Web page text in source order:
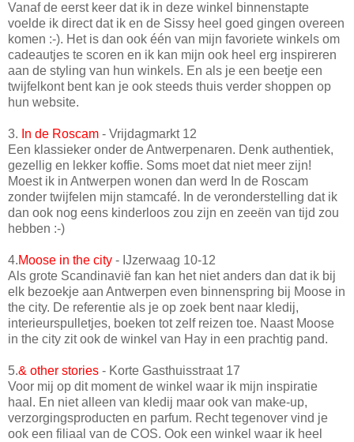
Vanaf de eerst keer dat ik in deze winkel binnenstapte
voelde ik direct dat ik en de Sissy heel goed gingen overeen
komen :-). Het is dan ook één van mijn favoriete winkels om
cadeautjes te scoren en ik kan mijn ook heel erg inspireren
aan de styling van hun winkels. En als je een beetje een
twijfelkont bent kan je ook steeds thuis verder shoppen op
hun website.
3. In de Roscam - Vrijdagmarkt 12
Een klassieker onder de Antwerpenaren. Denk authentiek,
gezellig en lekker koffie. Soms moet dat niet meer zijn!
Moest ik in Antwerpen wonen dan werd In de Roscam
zonder twijfelen mijn stamcafé. In de veronderstelling dat ik
dan ook nog eens kinderloos zou zijn en zeeën van tijd zou
hebben :-)
4.Moose in the city - IJzerwaag 10-12
Als grote Scandinavië fan kan het niet anders dan dat ik bij
elk bezoekje aan Antwerpen even binnenspring bij Moose in
the city. De referentie als je op zoek bent naar kledij,
interieurspulletjes, boeken tot zelf reizen toe. Naast Moose
in the city zit ook de winkel van Hay in een prachtig pand.
5.& other stories - Korte Gasthuisstraat 17
Voor mij op dit moment de winkel waar ik mijn inspiratie
haal. En niet alleen van kledij maar ook van make-up,
verzorgingsproducten en parfum. Recht tegenover vind je
ook een filiaal van de COS. Ook een winkel waar ik heel